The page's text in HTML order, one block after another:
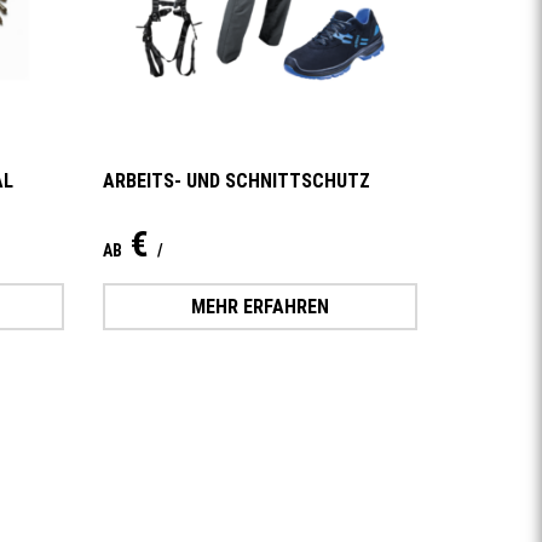
ARBEITS- UND SCHNITTSCHUTZ
AB € /
MEHR ERFAHREN